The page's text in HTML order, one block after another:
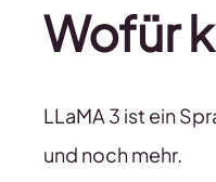
Wofür
LLaMA 3 ist ein
und noch mehr.